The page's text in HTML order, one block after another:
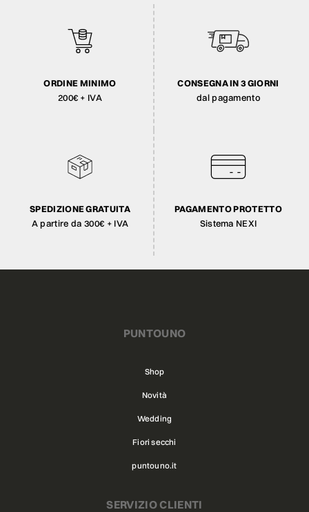
ORDINE MINIMO
200€ + IVA
CONSEGNA IN 3 GIORNI
dal pagamento
SPEDIZIONE GRATUITA
A partire da 300€ + IVA
PAGAMENTO PROTETTO
Sistema NEXI
PUNTOUNO
Shop
Novità
Wedding
Fiori secchi
puntouno.it
SERVIZIO CLIENTI